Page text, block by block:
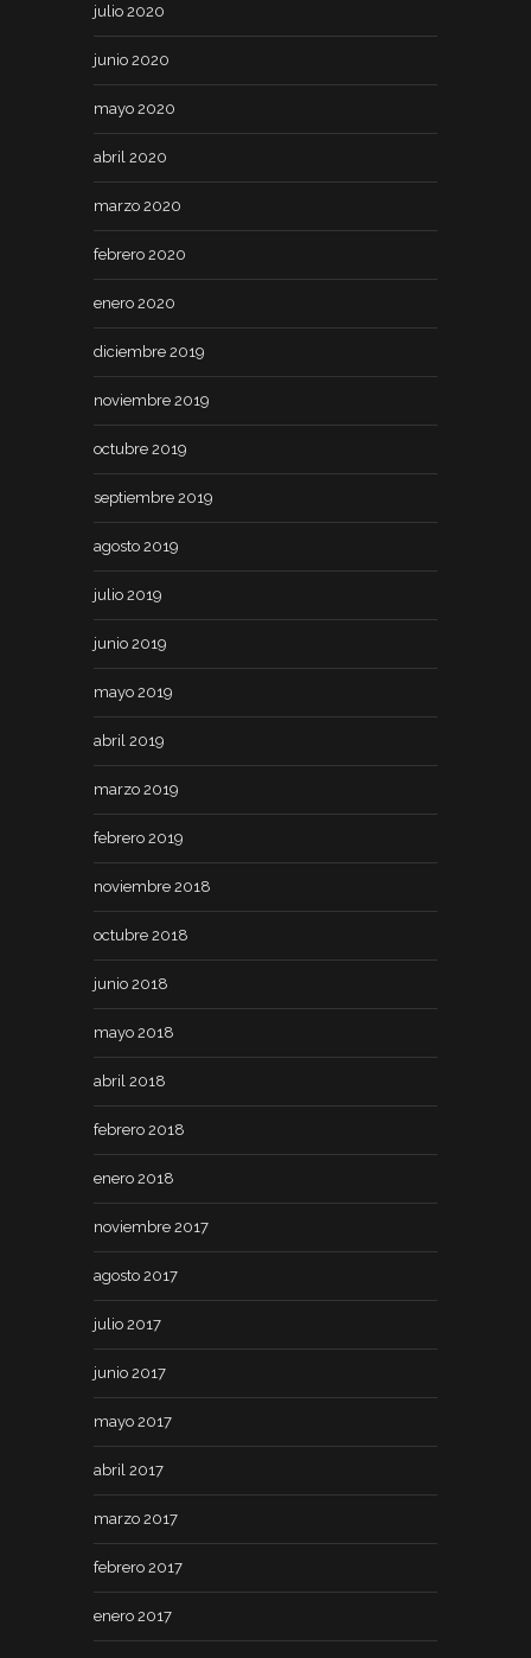
julio 2020
junio 2020
mayo 2020
abril 2020
marzo 2020
febrero 2020
enero 2020
diciembre 2019
noviembre 2019
octubre 2019
septiembre 2019
agosto 2019
julio 2019
junio 2019
mayo 2019
abril 2019
marzo 2019
febrero 2019
noviembre 2018
octubre 2018
junio 2018
mayo 2018
abril 2018
febrero 2018
enero 2018
noviembre 2017
agosto 2017
julio 2017
junio 2017
mayo 2017
abril 2017
marzo 2017
febrero 2017
enero 2017